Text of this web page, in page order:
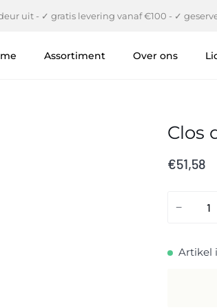
uit - ✓ gratis levering vanaf €100 - ✓
Assortiment Over ons
Clos
€51,58
−
Artikel